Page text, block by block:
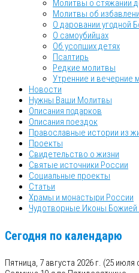
Молитвы о стяжании
Молитвы об
О даровании угодной
О самоубийцах
Об усопших детях
Псалтирь
Редкие молитвы
Утренние и вечерние
Новости
Нужны Ваши Молитвы
Описания подарков
Описания поездок
Православные истории из
Проекты
Свидетельство о жизни
Святые источники России
Социальные проекты
Статьи
Храмы и монастыри России
Чудотворные Иконы Божией
Сегодня по календарю
Пятница, 7 августа 2026 г. (25 июля